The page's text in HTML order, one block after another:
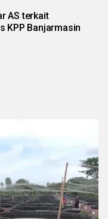
AS terkait
KPP Banjarmasin